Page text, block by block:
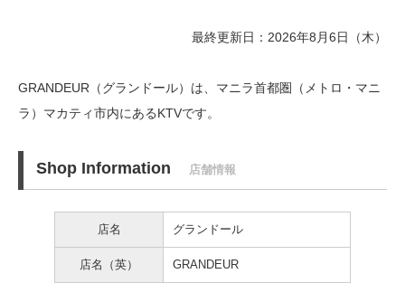
最終更新日：2026年8月6日（木）
GRANDEUR（グランドール）は、マニラ首都圏（メトロ・マニ
ラ）マカティ市内にあるKTVです。
Shop Information 店舗情報
店名 グランドール
店名（英） GRANDEUR